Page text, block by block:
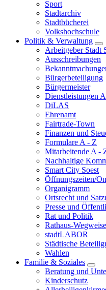
Sport
Stadtarchiv
Stadtbücherei
Volkshochschule
Politik & Verwaltung
Arbeitgeber Stadt
Ausschreibungen
Bürgerbeteiligung
Bürgermeister
Dienstleistungen
DiLAS
Ehrenamt
Fairtrade-Town
Finanzen und
Formulare A - Z
Mitarbeitende A -
Nachhaltige
Smart City Soest
Öffnungszeiten/
Organigramm
Ortsrecht und
Presse und
Rat und Politik
Rathaus-
stadtLABOR
Städtische
Wahlen
Familie & Soziales
Beratung und
Kinderschutz